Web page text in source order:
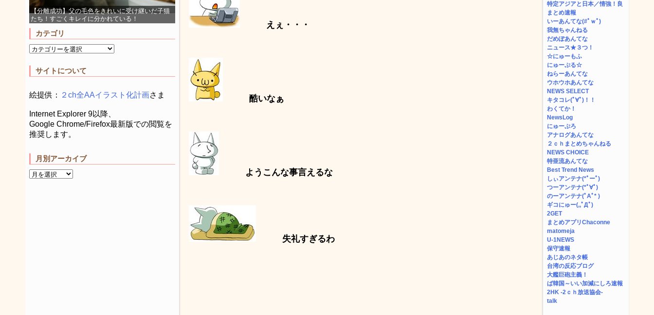
【分離成功】父の毛色をきれいに受け継いだ子猫
たち！すごくキレイに分かれている！
カテゴリ
サイトについて
絵提供： ２ch全AAイラスト化計画さま
Internet Explorer 9以降、
Google Chrome/Firefox最新版での閲覧を
推奨します。
月別アーカイブ
えぇ・・・
酷いなぁ
ようこんな事言えるな
失礼すぎるわ
特定アジアと日本／情強！良
まとめ速報
いーあんてな(#ﾟｗﾟ)
我無ちゃんねる
だめぽあんてな
ニュース★３つ！
☆にゅーもふ
にゅーぷる☆
ねらーあんてな
ウホウホあんてな
NEWS SELECT
キタコレ(ﾟ∀ﾟ)！！
わくてか！
NewsLog
にゅーぷろ
アナログあんてな
２ｃｈまとめちゃんねる
NEWS CHOICE
特亜流あんてな
Best Trend News
しぃアンテナ(*ﾟーﾟ)
つーアンテナ(*ﾟ∀ﾟ)
のーアンテナ(ﾟAﾟ* )
ギコにゅー(,,ﾟДﾟ)
2GET
まとめアプリChaconne
matomeja
U-1NEWS
保守速報
あじあのネタ帳
台湾の反応ブログ
大艦巨砲主義！
ば韓国～いい加減にしろ速報
2HK -2ｃｈ放送協会-
talk